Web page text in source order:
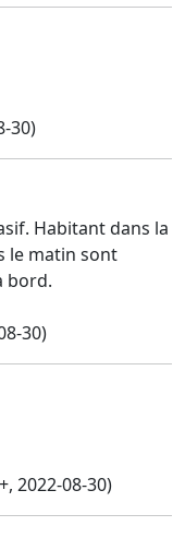
30)
Habitant dans la
le matin sont
bord.
30)
2022-08-30)